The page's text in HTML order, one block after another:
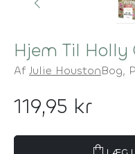
Hjem Til Holly
Af Julie HoustonBog,
119,95 kr